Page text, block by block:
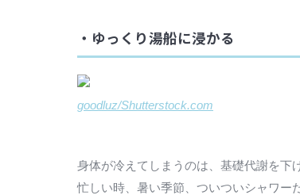
・ゆっくり湯船に浸かる
goodluz/Shutterstock.com
身体が冷えてしまうのは、基礎代謝を下
忙しい時、暑い季節、ついついシャワー